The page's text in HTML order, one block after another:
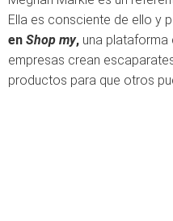
Ella es consciente de ello y
en Shop my, una plataforma
empresas crean
productos para que otros